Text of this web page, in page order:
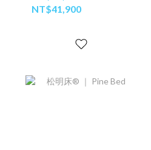
NT$41,900